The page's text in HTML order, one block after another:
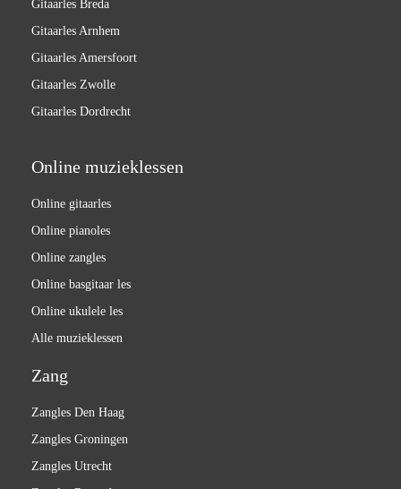
Gitaarles Breda
Gitaarles Arnhem
Gitaarles Amersfoort
Gitaarles Zwolle
Gitaarles Dordrecht
Online muzieklessen
Online gitaarles
Online pianoles
Online zangles
Online basgitaar les
Online ukulele les
Alle muzieklessen
Zang
Zangles Den Haag
Zangles Groningen
Zangles Utrecht